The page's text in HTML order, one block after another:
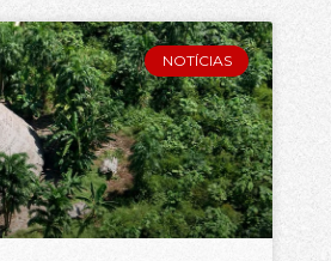
NOTÍCIAS